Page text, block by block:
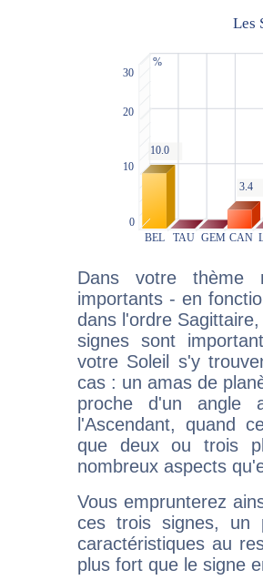
Dans votre thème
importants - en
dans l'ordre
signes sont
votre Soleil s'y
cas : un amas de
proche d'un
l'Ascendant, quand
que deux ou trois
nombreux aspects
Vous emprunterez
ces trois signes, un
caractéristiques au
plus fort que le signe